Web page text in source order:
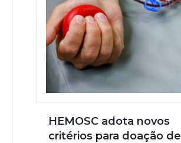
HEMOSC adota novos
critérios para doação de